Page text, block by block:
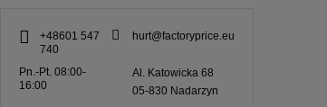
+48601 547
740
hurt@factoryprice.eu
Pn.-Pt. 08:00-
16:00
Al. Katowicka 68
05-830 Nadarzyn